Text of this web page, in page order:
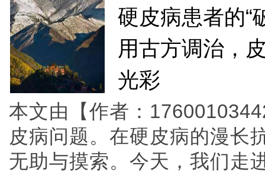
硬皮病患者的“
用古方调治，
光彩
本文由【作者：
皮病问题。在硬皮病的漫长
无助与摸索。今天，我们走